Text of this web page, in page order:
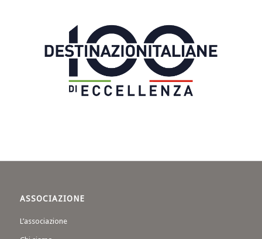
ASSOCIAZIONE
L’associazione